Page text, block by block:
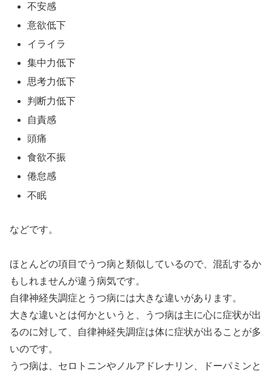
不安感
意欲低下
イライラ
集中力低下
思考力低下
判断力低下
自責感
頭痛
食欲不振
倦怠感
不眠
などです。
ほとんどの項目でうつ病と類似しているので、混乱するか
もしれませんが違う病気です。
自律神経失調症とうつ病には大きな違いがあります。
大きな違いとは何かというと、うつ病は主に心に症状が出
るのに対して、自律神経失調症は体に症状が出ることが多
いのです。
うつ病は、セロトニンやノルアドレナリン、ドーパミンと